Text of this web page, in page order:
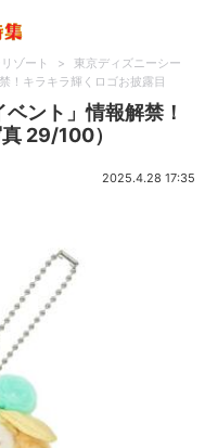
ゾート >
東京ディズニーシー
！キラキラ輝くロゴお披露目
ント」情報解禁！
29/100）
2025.4.28 17:35